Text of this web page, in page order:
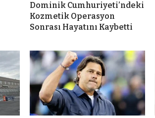
Dominik Cumhuriyeti’ndeki
Kozmetik Operasyon
Sonrası Hayatını Kaybetti